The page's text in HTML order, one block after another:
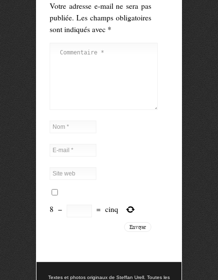
Votre adresse e-mail ne sera pas
publiée. Les champs obligatoires
sont indiqués avec *
8 − = cinq
Textes et photos originaux de Steffan Urell. Toutes les